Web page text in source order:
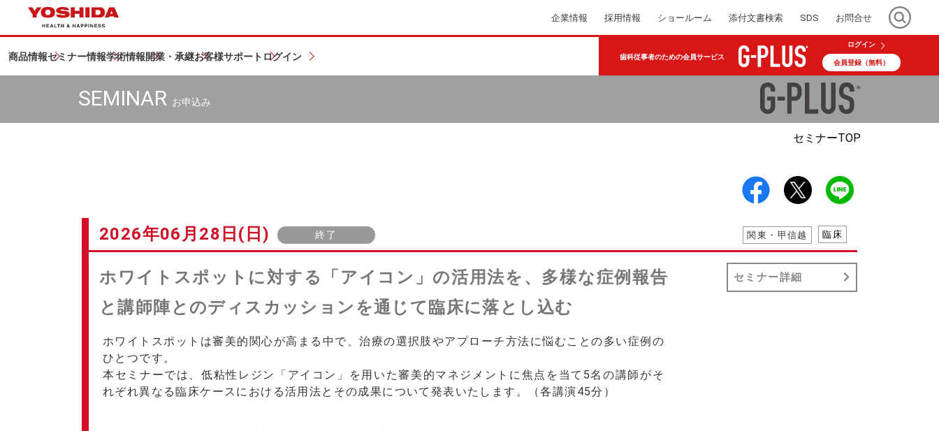
企業情報 採用情報 ショールーム 添付文書検索 SDS お問合せ
商品情報セミナー情報学術情報開業・承継お客様サポート ログイン 歯科従事者のための会員サービス
ログイン
会員登録（無料）
SEMINAR お申込み
セミナーTOP
2026年06月28日(日) 終了 関東・甲信越 臨床
ホワイトスポットに対する「アイコン」の活用法を、多様な症例報告
と講師陣とのディスカッションを通じて臨床に落とし込む
セミナー詳細
ホワイトスポットは審美的関心が高まる中で、治療の選択肢やアプローチ方法に悩むことの多い症例の
ひとつです。
本セミナーでは、低粘性レジン「アイコン」を用いた審美的マネジメントに焦点を当て5名の講師がそ
れぞれ異なる臨床ケースにおける活用法とその成果について発表いたします。（各講演45分）